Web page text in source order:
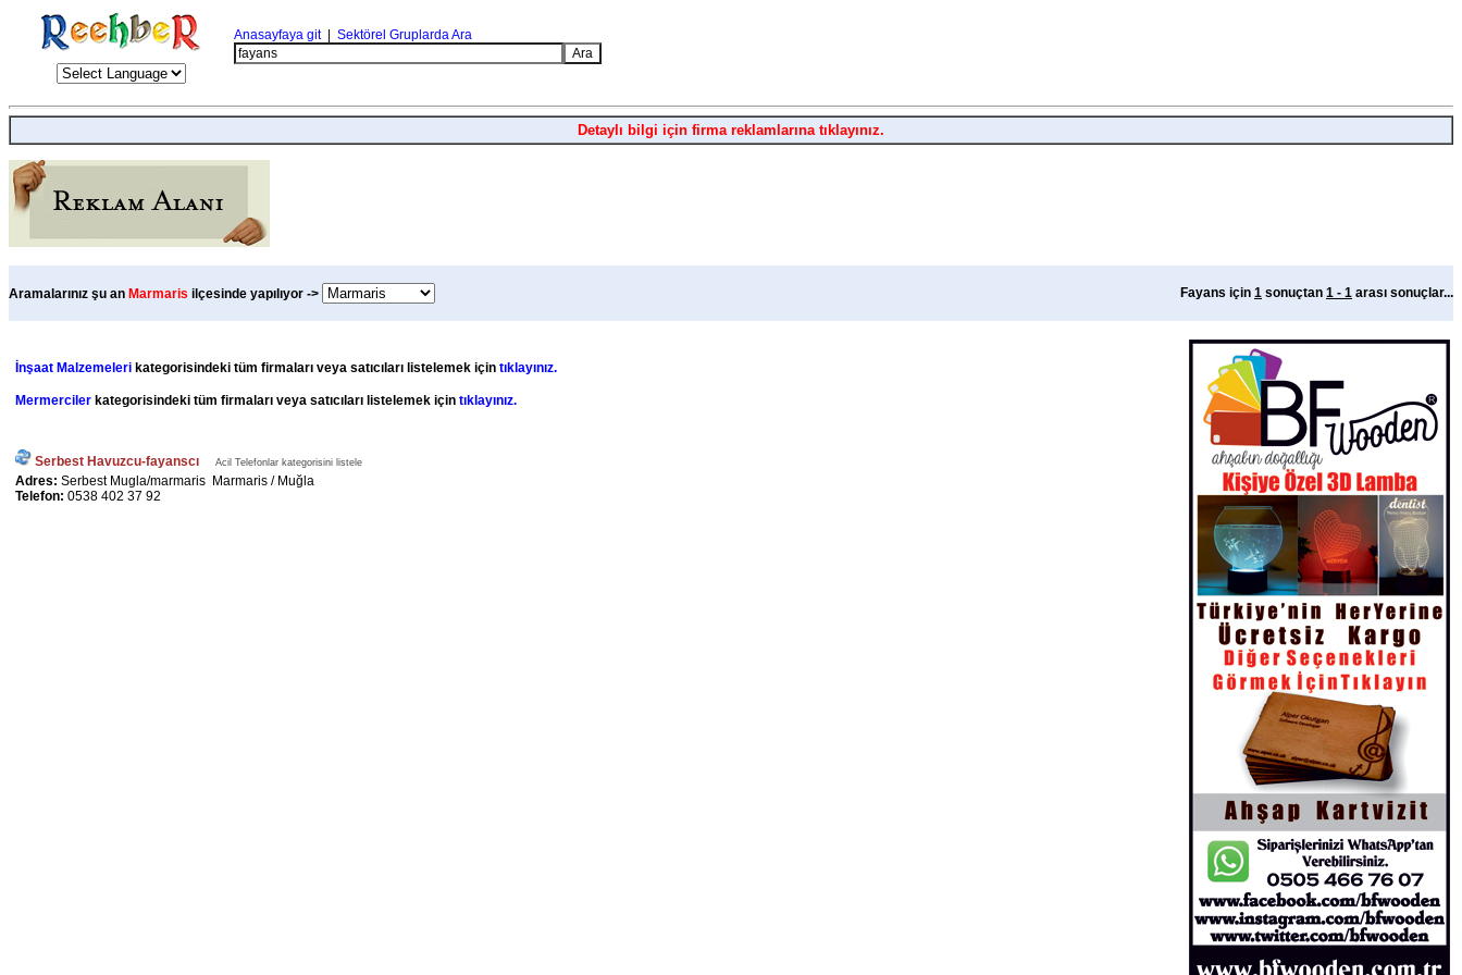
Anasayfaya git| Sektörel Gruplarda Ara
Detaylı bilgi için firma reklamlarına tıklayınız.
Aramalarınız şu an Marmaris ilçesinde yapılıyor -> Fayans için 1 sonuçtan 1 - 1 arası sonuçlar...
İnşaat Malzemeleri kategorisindeki tüm firmaları veya satıcıları listelemek için tıklayınız.
Mermerciler kategorisindeki tüm firmaları veya satıcıları listelemek için tıklayınız.
Serbest Havuzcu-fayanscı Acil Telefonlar kategorisini listele
Adres: Serbest Mugla/marmaris Marmaris / Muğla
Telefon: 0538 402 37 92